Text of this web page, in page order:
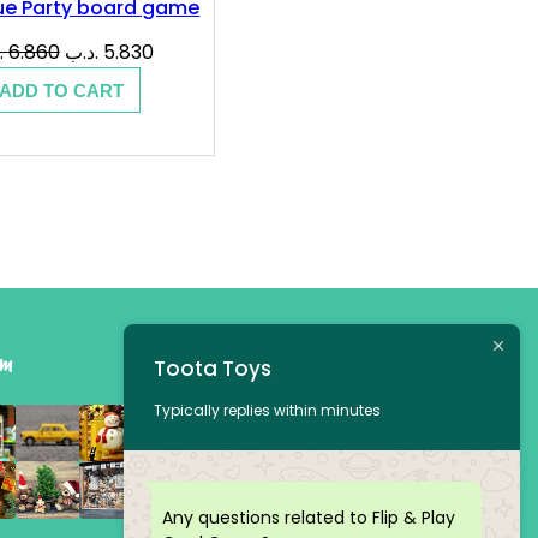
Party board game
6.860 Original
was:
5.830 .د.ب
Current
ADD TO CART
Toota Toys
Typically replies within minutes
Any questions related to Flip & Play